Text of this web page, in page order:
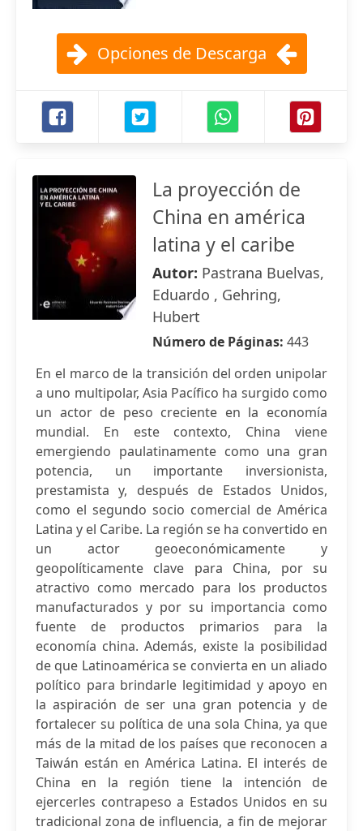
Opciones de Descarga
La proyección de
China en américa
latina y el caribe
Autor: Pastrana Buelvas,
Eduardo , Gehring,
Hubert
Número de Páginas: 443
En el marco de la transición del orden unipolar
a uno multipolar, Asia Pacífico ha surgido como
un actor de peso creciente en la economía
mundial. En este contexto, China viene
emergiendo paulatinamente como una gran
potencia, un importante inversionista,
prestamista y, después de Estados Unidos,
como el segundo socio comercial de América
Latina y el Caribe. La región se ha convertido en
un actor geoeconómicamente y
geopolíticamente clave para China, por su
atractivo como mercado para los productos
manufacturados y por su importancia como
fuente de productos primarios para la
economía china. Además, existe la posibilidad
de que Latinoamérica se convierta en un aliado
político para brindarle legitimidad y apoyo en
la aspiración de ser una gran potencia y de
fortalecer su política de una sola China, ya que
más de la mitad de los países que reconocen a
Taiwán están en América Latina. El interés de
China en la región tiene la intención de
ejercerles contrapeso a Estados Unidos en su
tradicional zona de influencia, a fin de mejorar